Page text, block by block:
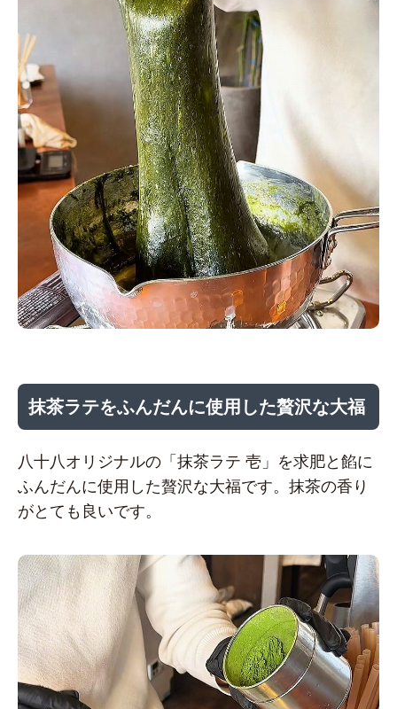
抹茶ラテをふんだんに使用した贅沢な大福
八十八オリジナルの「抹茶ラテ 壱」を求肥と餡に
ふんだんに使用した贅沢な大福です。抹茶の香り
がとても良いです。